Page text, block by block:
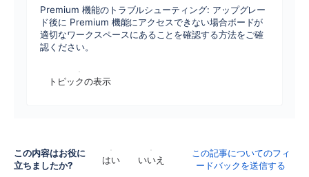
Premium 機能のトラブルシューティング: アップグレー
ド後に Premium 機能にアクセスできない場合ボードが
適切なワークスペースにあることを確認する方法をご確
認ください。
トピックの表示
この内容はお役に
立ちましたか?
はい いいえ
この記事についてのフィ
ードバックを送信する